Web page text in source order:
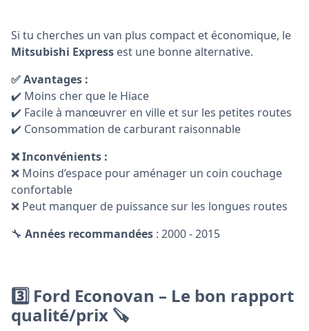
Si tu cherches un van plus compact et économique, le
Mitsubishi Express est une bonne alternative.
✅ Avantages :
✔️ Moins cher que le Hiace
✔️ Facile à manœuvrer en ville et sur les petites routes
✔️ Consommation de carburant raisonnable
❌ Inconvénients :
❌ Moins d’espace pour aménager un coin couchage
confortable
❌ Peut manquer de puissance sur les longues routes
🔧 Années recommandées : 2000 - 2015
3️⃣ Ford Econovan – Le bon rapport
qualité/prix 🪚